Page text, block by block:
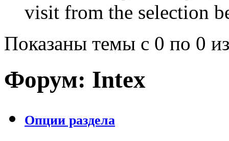
visit from the selection
Показаны темы с 0 по 0
Форум: Intex
Опции раздела